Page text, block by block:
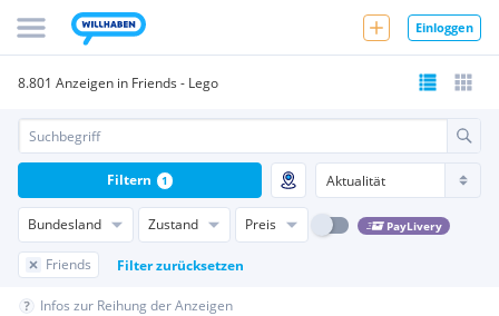
Einloggen
8.801 Anzeigen in Friends - Lego
Bundesland Zustand Preis PayLivery
Friends Filter zurücksetzen
Filtern 1
Infos zur Reihung der Anzeigen